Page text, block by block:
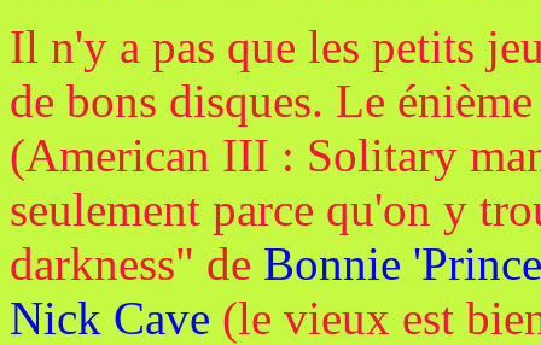
Il n'y a pas que les petits
de bons disques. Le
(American III : Solitary
seulement parce qu'on y
darkness" de Bonnie
Nick Cave (le vieux est